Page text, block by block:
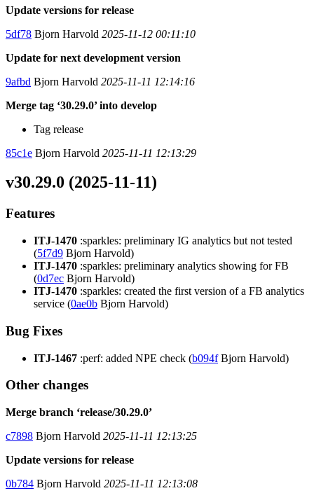
Update versions for release
5df78 Bjorn Harvold 2025-11-12 00:11:10
Update for next development version
9afbd Bjorn Harvold 2025-11-11 12:14:16
Merge tag ‘30.29.0’ into develop
Tag release
85c1e Bjorn Harvold 2025-11-11 12:13:29
v30.29.0 (2025-11-11)
Features
ITJ-1470 :sparkles: preliminary IG analytics but not tested
(5f7d9 Bjorn Harvold)
ITJ-1470 :sparkles: preliminary analytics showing for FB
(0d7ec Bjorn Harvold)
ITJ-1470 :sparkles: created the first version of a FB analytics
service (0ae0b Bjorn Harvold)
Bug Fixes
ITJ-1467 :perf: added NPE check (b094fBjorn Harvold)
Other changes
Merge branch ‘release/30.29.0’
c7898 Bjorn Harvold 2025-11-11 12:13:25
Update versions for release
0b784 Bjorn Harvold 2025-11-11 12:13:08